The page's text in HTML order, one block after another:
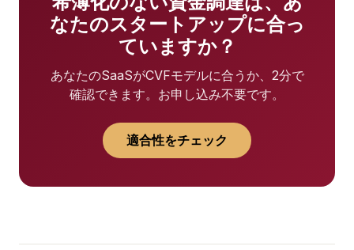
なたのスタートアップに合っ
ていますか？
あなたのSaaSがCVFモデルに合うか、2分で
確認できます。お申し込み不要です。
適合性をチェック